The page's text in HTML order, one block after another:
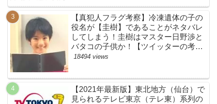
【真犯人フラグ考察】冷凍遺体の子の
役名が【圭樹】であることがネタバレ
してしまう！圭樹はマスター日野渉と
バタコの子供か！【ツイッターの考察
ネタバレ感想評価評判あらすじ原作犯
18494 views
【2021年最新版】東北地方（仙台）で
見られるテレビ東京（テレ東）系列の